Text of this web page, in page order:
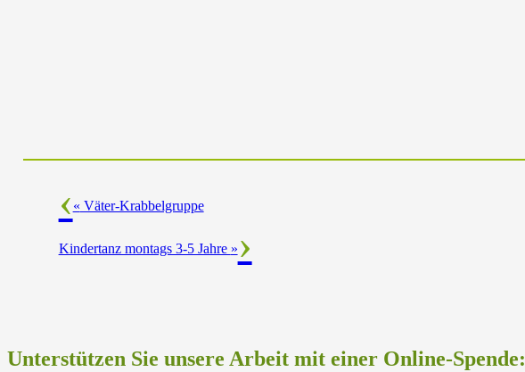
« Väter-Krabbelgruppe
Kindertanz montags 3-5 Jahre »
Unterstützen Sie unsere Arbeit mit einer Online-Spende: